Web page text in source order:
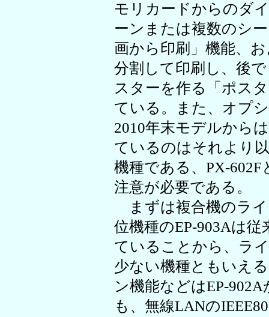
モリカードからのダ
ーンまたは複数のシ
画から印刷」機能、
分割して印刷し、後
スターを作る「ポス
ている。また、オプ
2010年末モデルから
ているのはそれより
機種である、PX-
注意が必要である。
まずは複合機のラ
位機種のEP-903Aは
ていることから、ラ
少ない機種ともいえ
ン機能などはEP-
も、無線LANの